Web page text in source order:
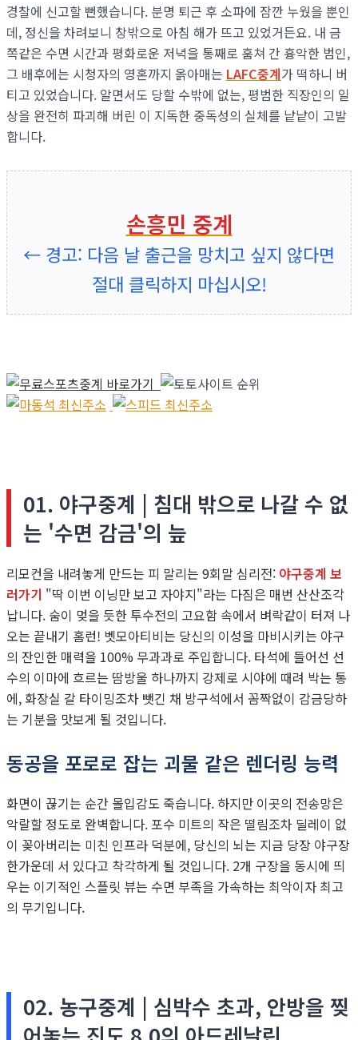
경찰에 신고할 뻔했습니다. 분명 퇴근 후 소파에 잠깐 누웠을 뿐인
데, 정신을 차려보니 창밖으로 아침 해가 뜨고 있었거든요. 내 금
쪽같은 수면 시간과 평화로운 저녁을 통째로 훔쳐 간 흉악한 범인,
그 배후에는 시청자의 영혼까지 옭아매는 LAFC중계가 떡하니 버
티고 있었습니다. 알면서도 당할 수밖에 없는, 평범한 직장인의 일
상을 완전히 파괴해 버린 이 지독한 중독성의 실체를 낱낱이 고발
합니다.
손흥민 중계
← 경고: 다음 날 출근을 망치고 싶지 않다면
절대 클릭하지 마십시오!
01. 야구중계 | 침대 밖으로 나갈 수 없
는 '수면 감금'의 늪
리모컨을 내려놓게 만드는 피 말리는 9회말 심리전: 야구중계 보
러가기 "딱 이번 이닝만 보고 자야지"라는 다짐은 매번 산산조각
납니다. 숨이 멎을 듯한 투수전의 고요함 속에서 벼락같이 터져 나
오는 끝내기 홈런! 벳모아티비는 당신의 이성을 마비시키는 야구
의 잔인한 매력을 100% 무과과로 주입합니다. 타석에 들어선 선
수의 이마에 흐르는 땀방울 하나까지 강제로 시야에 때려 박는 통
에, 화장실 갈 타이밍조차 뺏긴 채 방구석에서 꼼짝없이 감금당하
는 기분을 맛보게 될 것입니다.
동공을 포로로 잡는 괴물 같은 렌더링 능력
화면이 끊기는 순간 몰입감도 죽습니다. 하지만 이곳의 전송망은
악랄할 정도로 완벽합니다. 포수 미트의 작은 떨림조차 딜레이 없
이 꽂아버리는 미친 인프라 덕분에, 당신의 뇌는 지금 당장 야구장
한가운데 서 있다고 착각하게 될 것입니다. 2개 구장을 동시에 띄
우는 이기적인 스플릿 뷰는 수면 부족을 가속하는 최악이자 최고
의 무기입니다.
02. 농구중계 | 심박수 초과, 안방을 찢